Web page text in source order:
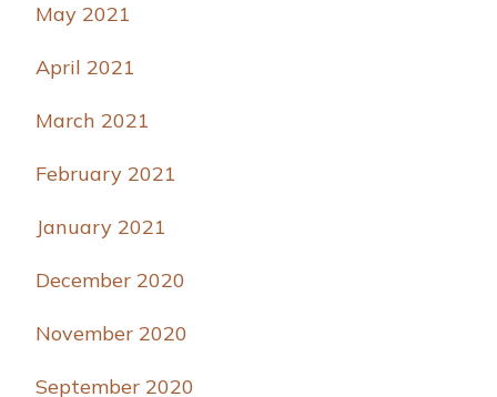
May 2021
April 2021
March 2021
February 2021
January 2021
December 2020
November 2020
September 2020